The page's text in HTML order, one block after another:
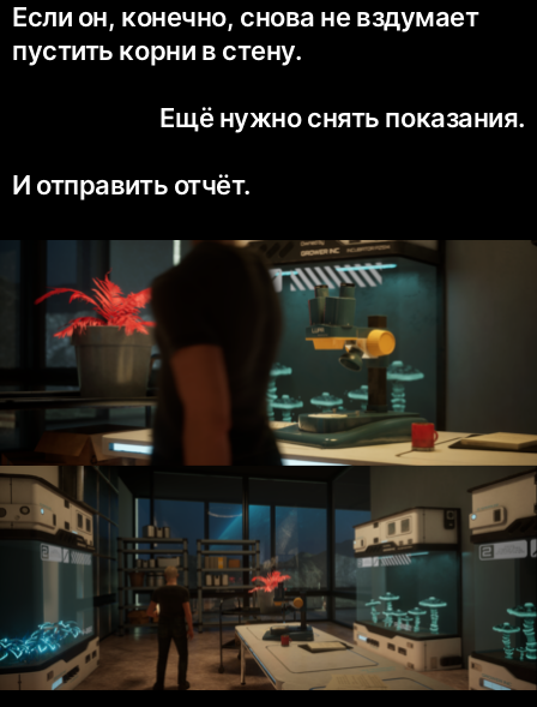
Если он, конечно, снова не вздумает
пустить корни в стену.
Ещё нужно снять показания.
И отправить отчёт.